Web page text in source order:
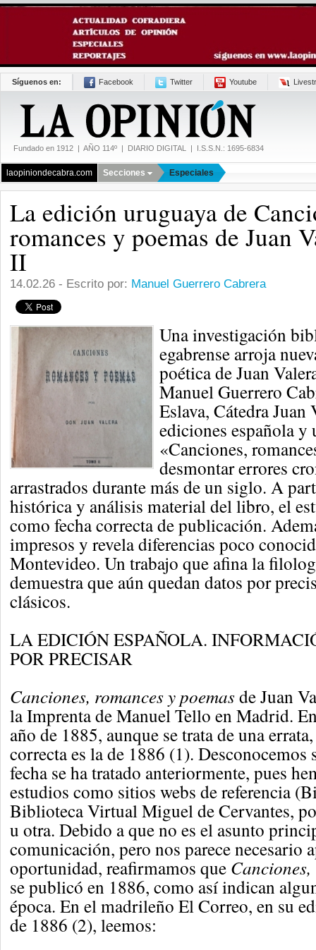
Síguenos en: Facebook Twitter Youtube
Fundado en 1912 | AÑO 114º | DIARIO DIGITAL | I.S.S.N.: 1695-6834
laopiniondecabra.com Secciones Especiales
La edición uruguaya de
romances y poemas de Juan
II
14.02.26 - Escrito por: Manuel Guerrero Cabrera
Una investigación
egabrense arroja
poética de Juan
Manuel Guerrero
Eslava, Cátedra Juan
ediciones española y
«Canciones,
desmontar errores
arrastrados durante más de un siglo. A
histórica y análisis material del libro, el
como fecha correcta de publicación.
impresos y revela diferencias poco
Montevideo. Un trabajo que afina la
demuestra que aún quedan datos por
clásicos.
LA EDICIÓN ESPAÑOLA.
POR PRECISAR
Canciones, romances y poemasde Juan
la Imprenta de Manuel Tello en Madrid.
año de 1885, aunque se trata de una
correcta es la de 1886 (1). Desconocemos
fecha se ha tratado anteriormente, pues
estudios como sitios webs de referencia
Biblioteca Virtual Miguel de Cervantes,
u otra. Debido a que no es el asunto
comunicación, pero nos parece necesario
oportunidad, reafirmamos que Canciones,
se publicó en 1886, como así indican
época. En el madrileño El Correo, en su
de 1886 (2), leemos: